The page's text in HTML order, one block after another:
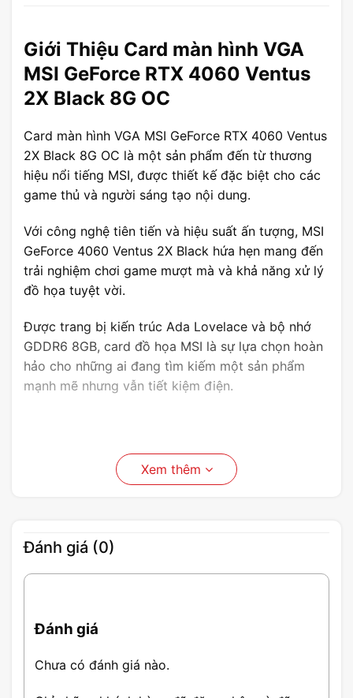
Giới Thiệu Card màn hình VGA
MSI GeForce RTX 4060 Ventus
2X Black 8G OC
Card màn hình VGA MSI GeForce RTX 4060 Ventus
2X Black 8G OC là một sản phẩm đến từ thương
hiệu nổi tiếng MSI, được thiết kế đặc biệt cho các
game thủ và người sáng tạo nội dung.
Với công nghệ tiên tiến và hiệu suất ấn tượng, MSI
GeForce 4060 Ventus 2X Black hứa hẹn mang đến
trải nghiệm chơi game mượt mà và khả năng xử lý
đồ họa tuyệt vời.
Được trang bị kiến trúc Ada Lovelace và bộ nhớ
GDDR6 8GB, card đồ họa MSI là sự lựa chọn hoàn
hảo cho những ai đang tìm kiếm một sản phẩm
mạnh mẽ nhưng vẫn tiết kiệm điện.
Xem thêm
Đánh giá (0)
Đánh giá
Chưa có đánh giá nào.